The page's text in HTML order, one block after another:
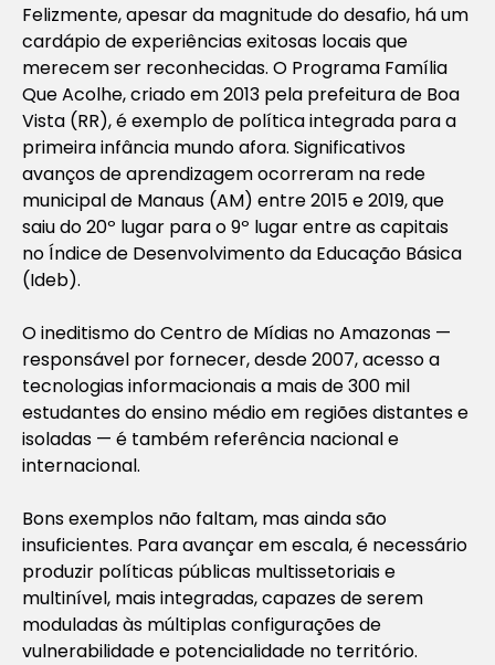
Felizmente, apesar da magnitude do desafio, há um
cardápio de experiências exitosas locais que
merecem ser reconhecidas. O Programa Família
Que Acolhe, criado em 2013 pela prefeitura de Boa
Vista (RR), é exemplo de política integrada para a
primeira infância mundo afora. Significativos
avanços de aprendizagem ocorreram na rede
municipal de Manaus (AM) entre 2015 e 2019, que
saiu do 20º lugar para o 9º lugar entre as capitais
no Índice de Desenvolvimento da Educação Básica
(Ideb).
O ineditismo do Centro de Mídias no Amazonas —
responsável por fornecer, desde 2007, acesso a
tecnologias informacionais a mais de 300 mil
estudantes do ensino médio em regiões distantes e
isoladas — é também referência nacional e
internacional.
Bons exemplos não faltam, mas ainda são
insuficientes. Para avançar em escala, é necessário
produzir políticas públicas multissetoriais e
multinível, mais integradas, capazes de serem
moduladas às múltiplas configurações de
vulnerabilidade e potencialidade no território.